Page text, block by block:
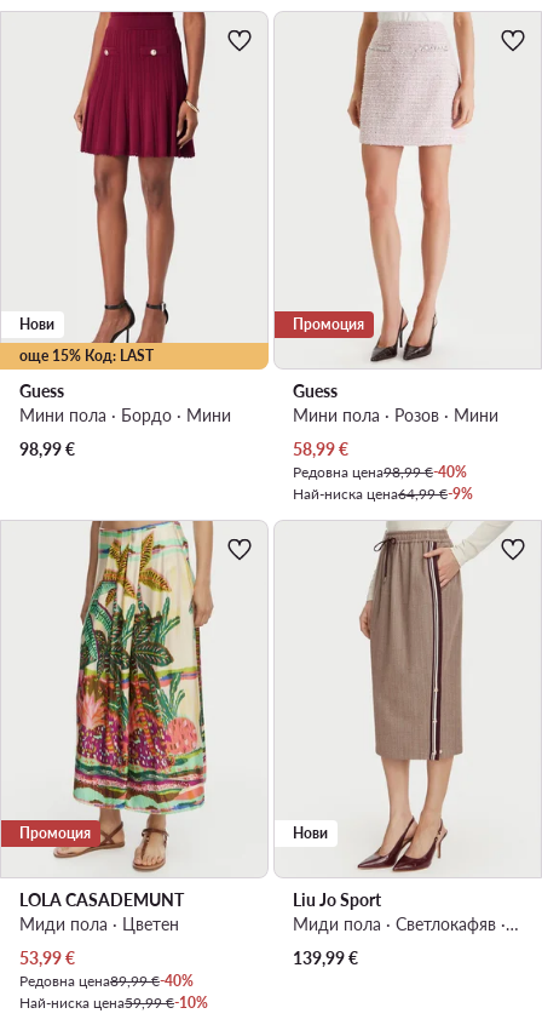
още 15% Код: LAST
Нови
Guess
Мини пола · Бордо · Мини
98,99€
Промоция
Guess
Мини пола · Розов · Мини
Актуална цена
58,99€
Редовна цена98,99 €-40%
Най-ниска цена64,99 €-9%
Промоция
LOLA CASADEMUNT
Миди пола · Цветен
Актуална цена
53,99€
Редовна цена89,99 €-40%
Най-ниска цена59,99 €-10%
Нови
Liu Jo Sport
Миди пола · Светлокафяв · Миди
139,99€